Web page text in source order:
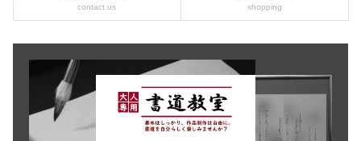
contact us shopping